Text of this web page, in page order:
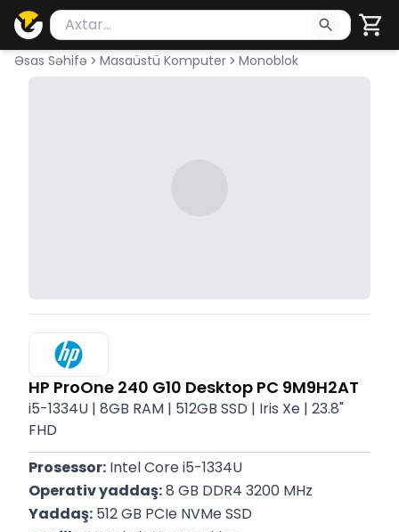
Məhsul axtar
Axtarış üçün ən azı 2 simvol yazın. Göndərmək
Əsas Səhifə Masaüstü Komputer Monoblok
HP ProOne 240 G10 Desktop PC 9M9H2AT
i5-1334U | 8GB RAM | 512GB SSD | Iris Xe | 23.8"
FHD
Prosessor: Intel Core i5-1334U
Operativ yaddaş: 8 GB DDR4 3200 MHz
Yaddaş: 512 GB PCIe NVMe SSD